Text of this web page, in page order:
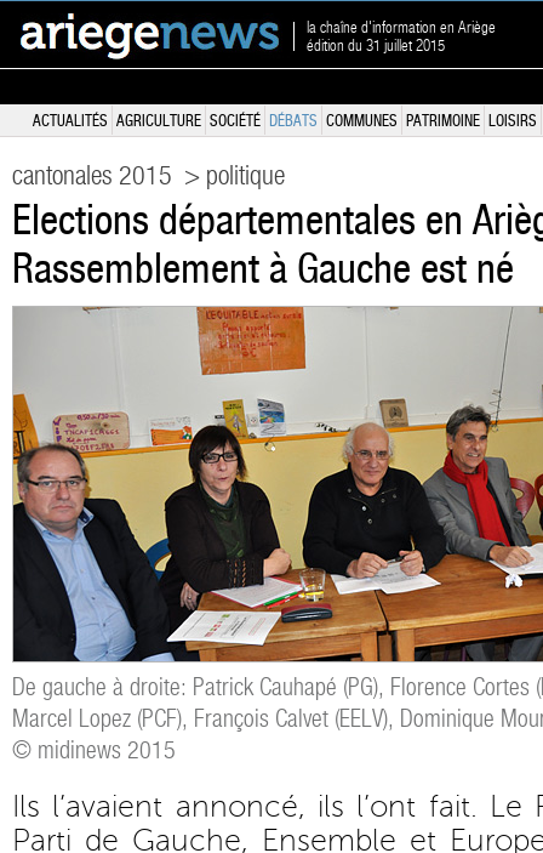
la chaîne d'information en Ariège
édition du 31 juillet 2015
ACTUALITÉS AGRICULTURE SOCIÉTÉ DÉBATS COMMUNES PATRIMOINE LOISIRS
cantonales 2015 > politique
Elections départementales en
Rassemblement à Gauche est né
De gauche à droite: Patrick Cauhapé (PG), Florence Cortes
Marcel Lopez (PCF), François Calvet (EELV), Dominique
© midinews 2015
Ils l’avaient annoncé, ils l’ont fait.
Parti de Gauche, Ensemble et